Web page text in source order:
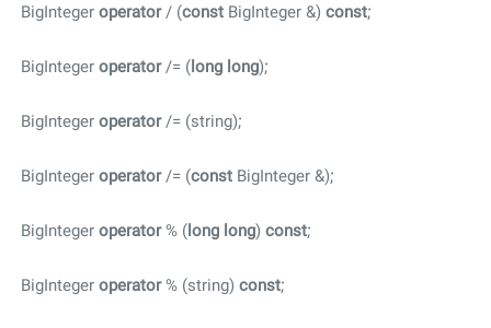
BigIntegeroperator / (constBigInteger &)const
BigIntegeroperator/= (longlong
BigIntegeroperator/= (string);
BigIntegeroperator/= (constBigInteger &);
BigIntegeroperator % (longlong)const
BigIntegeroperator % (string)const